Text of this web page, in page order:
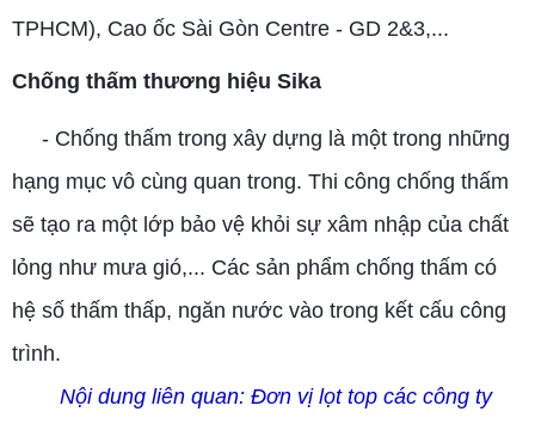
TPHCM), Cao ốc Sài Gòn Centre - GD 2&3,...
Chống thấm thương hiệu Sika
- Chống thấm trong xây dựng là một trong những
hạng mục vô cùng quan trong. Thi công chống thấm
sẽ tạo ra một lớp bảo vệ khỏi sự xâm nhập của chất
lỏng như mưa gió,... Các sản phẩm chống thấm có
hệ số thấm thấp, ngăn nước vào trong kết cấu công
trình.
Nội dung liên quan: Đơn vị lọt top các công ty